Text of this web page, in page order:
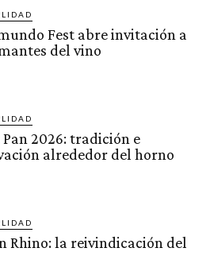
Fest abre invitación a
del vino
Pan 2026: tradición e
alrededor del horno
Rhino: la reivindicación del